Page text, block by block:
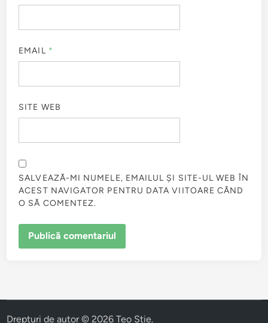
EMAIL *
SITE WEB
SALVEAZĂ-MI NUMELE, EMAILUL ȘI SITE-UL WEB ÎN
ACEST NAVIGATOR PENTRU DATA VIITOARE CÂND
O SĂ COMENTEZ.
Drepturi de autor © 2026Teo Stie.